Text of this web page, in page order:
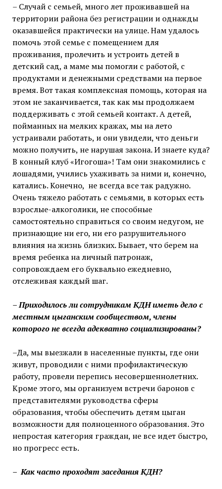
– Случай с семьей, много лет проживавшей на
территории района без регистрации и однажды
оказавшейся практически на улице. Нам удалось
помочь этой семье с помещением для
проживания, пролечить и устроить детей в
детский сад, а маме мы помогли с работой, с
продуктами и денежными средствами на первое
время. Вот такая комплексная помощь, которая на
этом не заканчивается, так как мы продолжаем
поддерживать с этой семьей контакт. А детей,
пойманных на мелких кражах, мы на лето
устраивали работать, и они увидели, что деньги
можно получить, не нарушая закона. И знаете куда?
В конный клуб «Игогоша»! Там они знакомились с
лошадями, учились ухаживать за ними и, конечно,
катались. Конечно, не всегда все так радужно.
Очень тяжело работать с семьями, в которых есть
взрослые-алкоголики, не способные
самостоятельно справиться со своим недугом, не
признающие ни его, ни его разрушительного
влияния на жизнь близких. Бывает, что берем на
время ребенка на личный патронаж,
сопровождаем его буквально ежедневно,
отслеживая каждый шаг.
– Приходилось ли сотрудникам КДН иметь дело с
местным цыганским сообществом, члены
которого не всегда адекватно социализированы?
–Да, мы выезжали в населенные пункты, где они
живут, проводили с ними профилактическую
работу, провели перепись несовершеннолетних.
Кроме этого, мы организуем встречи баронов с
представителями руководства сферы
образования, чтобы обеспечить детям цыган
возможности для полноценного образования. Это
непростая категория граждан, не все идет быстро,
но прогресс есть.
– Как часто проходят заседания КДН?